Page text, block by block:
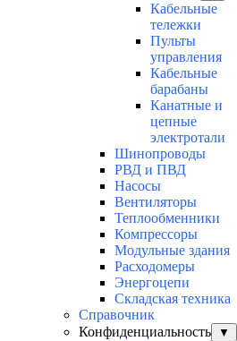
Кабельные
тележки
Пульты
управления
Кабельные
барабаны
Канатные и
цепные
электротали
Шинопроводы
РВД и ПВД
Насосы
Вентиляторы
Теплообменники
Компрессоры
Модульные здания
Расходомеры
Энергоцепи
Складская техника
Справочник
Конфиденциальность
▼